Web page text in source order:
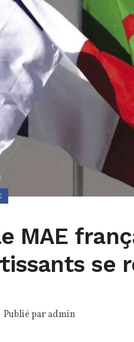
MAE
se
Publié paradmin